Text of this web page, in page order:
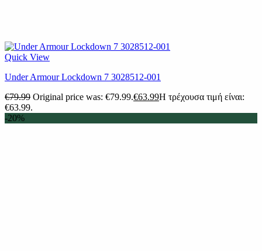
Quick View
Under Armour Lockdown 7 3028512-001
€79.99 Original price was: €79.99.€63.99Η τρέχουσα τιμή είναι:
€63.99.
-20%